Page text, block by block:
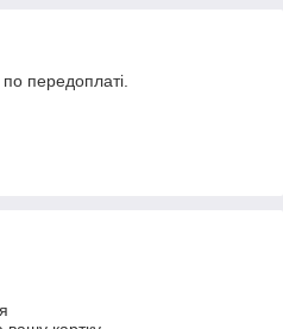
передоплаті.